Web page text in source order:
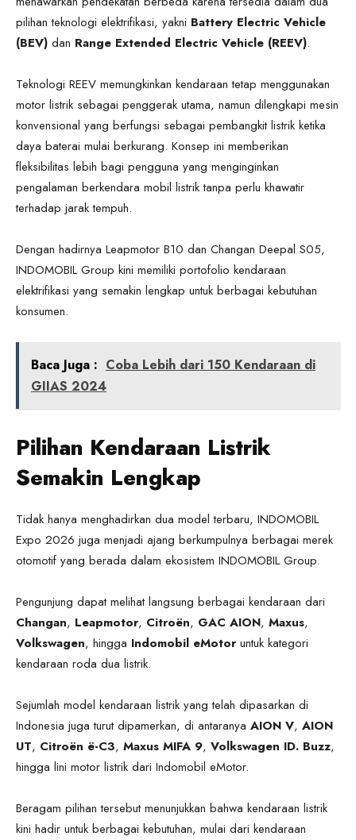
pilihan teknologi elektrifikasi, yakni Battery Electric Vehicle
(BEV) dan Range Extended Electric Vehicle (REEV).
Teknologi REEV memungkinkan kendaraan tetap menggunakan
motor listrik sebagai penggerak utama, namun dilengkapi mesin
konvensional yang berfungsi sebagai pembangkit listrik ketika
daya baterai mulai berkurang. Konsep ini memberikan
fleksibilitas lebih bagi pengguna yang menginginkan
pengalaman berkendara mobil listrik tanpa perlu khawatir
terhadap jarak tempuh.
Dengan hadirnya Leapmotor B10 dan Changan Deepal S05,
INDOMOBIL Group kini memiliki portofolio kendaraan
elektrifikasi yang semakin lengkap untuk berbagai kebutuhan
konsumen.
Baca Juga : Coba Lebih dari 150 Kendaraan di
GIIAS 2024
Pilihan Kendaraan Listrik
Semakin Lengkap
Tidak hanya menghadirkan dua model terbaru, INDOMOBIL
Expo 2026 juga menjadi ajang berkumpulnya berbagai merek
otomotif yang berada dalam ekosistem INDOMOBIL Group.
Pengunjung dapat melihat langsung berbagai kendaraan dari
Changan, Leapmotor, Citroën, GAC AION, Maxus,
Volkswagen, hingga Indomobil eMotoruntuk kategori
kendaraan roda dua listrik.
Sejumlah model kendaraan listrik yang telah dipasarkan di
Indonesia juga turut dipamerkan, di antaranya AION V, AION
UT, Citroën ë-C3, Maxus MIFA 9, Volkswagen ID. Buzz,
hingga lini motor listrik dari Indomobil eMotor.
Beragam pilihan tersebut menunjukkan bahwa kendaraan listrik
kini hadir untuk berbagai kebutuhan, mulai dari kendaraan